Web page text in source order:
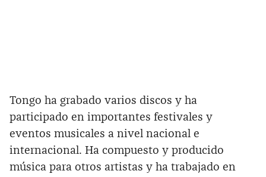
Tongo ha grabado varios discos y ha
participado en importantes festivales y
eventos musicales a nivel nacional e
internacional. Ha compuesto y producido
música para otros artistas y ha trabajado en